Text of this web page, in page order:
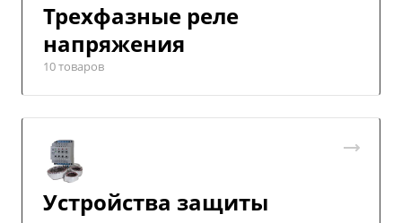
Трехфазные реле
напряжения
10 товаров
Устройства защиты